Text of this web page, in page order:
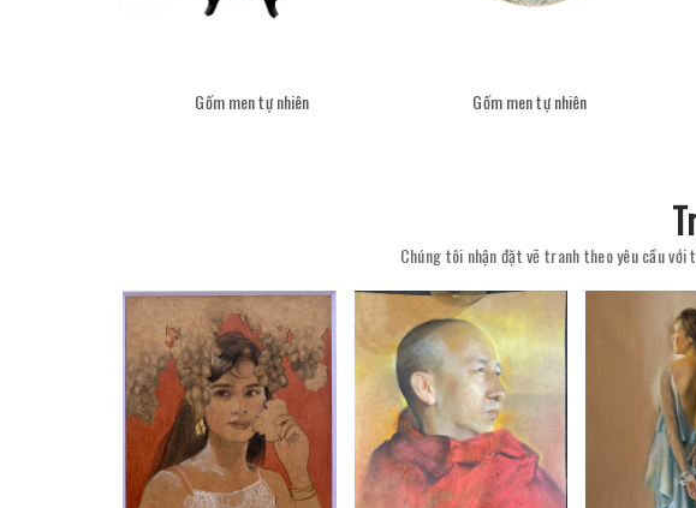
Gốm men tự nhiên Gốm men tự nhiên
Chúng tôi nhận đặt vẽ tranh theo yêu cầu